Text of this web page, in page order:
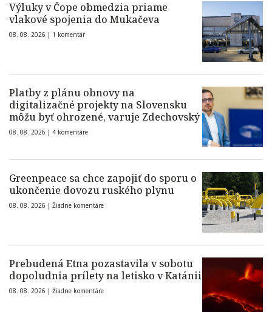
Výluky v Čope obmedzia priame
vlakové spojenia do Mukačeva
08. 08. 2026 | 1 komentár
Platby z plánu obnovy na
digitalizačné projekty na Slovensku
môžu byť ohrozené, varuje Zdechovský
08. 08. 2026 | 4 komentáre
Greenpeace sa chce zapojiť do sporu o
ukončenie dovozu ruského plynu
08. 08. 2026 | Žiadne komentáre
Prebudená Etna pozastavila v sobotu
dopoludnia prílety na letisko v Katánii
08. 08. 2026 | Žiadne komentáre